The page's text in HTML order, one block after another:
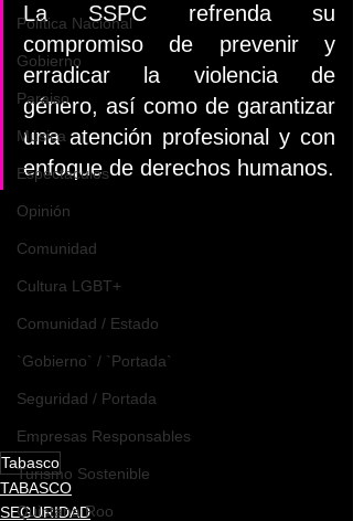
Política Nacional
Gobierno
Paraiso
Música
Espéctaculos
Opinión
Comunidad
Cultura LGBT+
Comunidad / Estado
`Gobierno` / `Portada`
Seguridad / Portada
Empresas Responsables
Turismo Sostenible
Quintana Roo
La SSPC refrenda su
compromiso de prevenir y
erradicar la violencia de
género, así como de garantizar
una atención profesional y con
enfoque de derechos humanos.
Tabasco
TABASCO
SEGURIDAD